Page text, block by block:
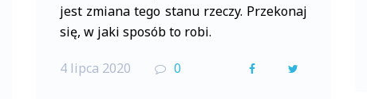
jest zmiana tego stanu rzeczy. Przekonaj
się, w jaki sposób to robi.
4 lipca 2020 0
F